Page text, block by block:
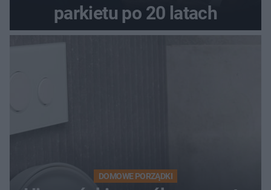
parkietu po 20 latach
DOMOWE PORZĄDKI